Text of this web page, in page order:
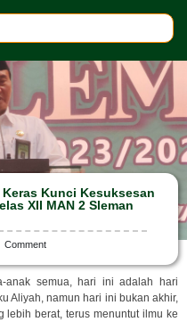
Kunci Kesuksesan
XII MAN 2 Sleman
Comment
anak semua, hari ini adalah hari
Aliyah, namun hari ini bukan akhir,
berat, terus menuntut ilmu ke